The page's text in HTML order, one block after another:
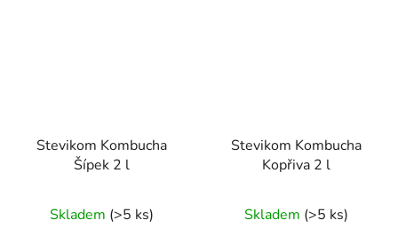
Stevikom Kombucha
Šípek 2 l
hodnocení
Skladem (>5 ks)
Stevikom Kombucha
Kopřiva 2 l
hodnocení
Skladem (>5 ks)